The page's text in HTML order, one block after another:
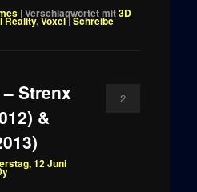
|Verschlagwortet mit3D
Reality,Voxel|Schreibe
Strenx
&
12 Juni
2